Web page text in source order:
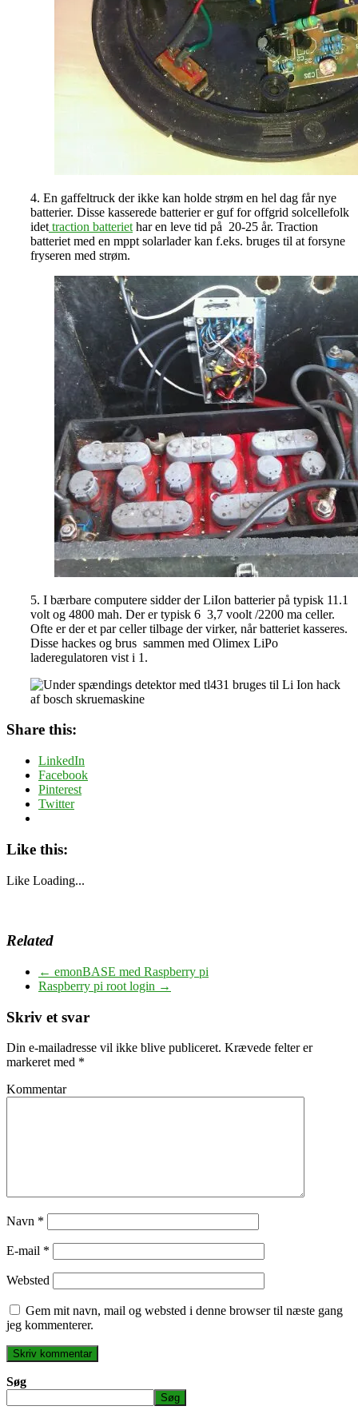
4. En gaffeltruck der ikke kan holde strøm en hel dag får nye
batterier. Disse kasserede batterier er guf for offgrid solcellefolk
idet traction batteriet har en leve tid på 20-25 år. Traction
batteriet med en mppt solarlader kan f.eks. bruges til at forsyne
fryseren med strøm.
5. I bærbare computere sidder der LiIon batterier på typisk 11.1
volt og 4800 mah. Der er typisk 6 3,7 voolt /2200 ma celler.
Ofte er der et par celler tilbage der virker, når batteriet kasseres.
Disse hackes og brus sammen med Olimex LiPo
laderegulatoren vist i 1.
Share this:
LinkedIn
Facebook
Pinterest
Twitter
Like this:
Like Loading...
Related
← emonBASE med Raspberry pi
Raspberry pi root login →
Skriv et svar
Din e-mailadresse vil ikke blive publiceret. Krævede felter er
markeret med *
Kommentar
Navn *
E-mail *
Websted
Gem mit navn, mail og websted i denne browser til næste gang
jeg kommenterer.
Søg
Søg